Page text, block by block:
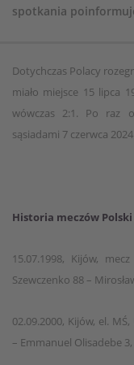
spotkania
Dotychczas Polacy
miało miejsce 15 lipca
wówczas 2:1. Po raz
sąsiadami 7 czerwca
Historia meczów
15.07.1998, Kijów,
Szewczenko 88 –
02.09.2000, Kijów, el. MŚ,
– Emmanuel Olisadebe 3,